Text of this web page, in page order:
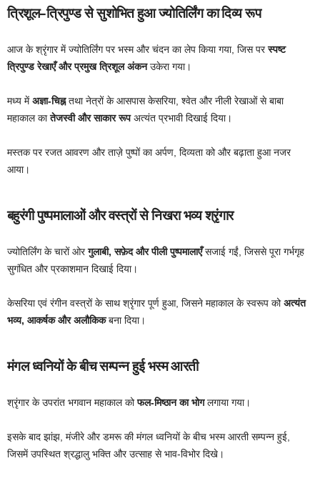
त्रिशूल–त्रिपुण्ड से सुशोभित हुआ ज्योतिर्लिंग का दिव्य रूप
आज के श्रृंगार में ज्योतिर्लिंग पर भस्म और चंदन का लेप किया गया, जिस परस्पष्ट
त्रिपुण्ड रेखाएँ और प्रमुख त्रिशूल अंकनउकेरा गया।
मध्य मेंअज्ञा-चिह्नतथा नेत्रों के आसपास केसरिया, श्वेत और नीली रेखाओं से बाबा
महाकाल कातेजस्वी और साकार रूपअत्यंत प्रभावी दिखाई दिया।
मस्तक पर रजत आवरण और ताज़े पुष्पों का अर्पण, दिव्यता को और बढ़ाता हुआ नजर
आया।
बहुरंगी पुष्पमालाओं और वस्त्रों से निखरा भव्य श्रृंगार
ज्योतिर्लिंग के चारों ओरगुलाबी, सफ़ेद और पीली पुष्पमालाएँसजाई गईं, जिससे पूरा गर्भगृह
सुगंधित और प्रकाशमान दिखाई दिया।
केसरिया एवं रंगीन वस्त्रों के साथ श्रृंगार पूर्ण हुआ, जिसने महाकाल के स्वरूप कोअत्यंत
भव्य, आकर्षक और अलौकिकबना दिया।
मंगल ध्वनियों के बीच सम्पन्न हुई भस्म आरती
श्रृंगार के उपरांत भगवान महाकाल कोफल-मिष्ठान का भोगलगाया गया।
इसके बाद झांझ, मंजीरे और डमरू की मंगल ध्वनियों के बीच भस्म आरती सम्पन्न हुई,
जिसमें उपस्थित श्रद्धालु भक्ति और उत्साह से भाव-विभोर दिखे।